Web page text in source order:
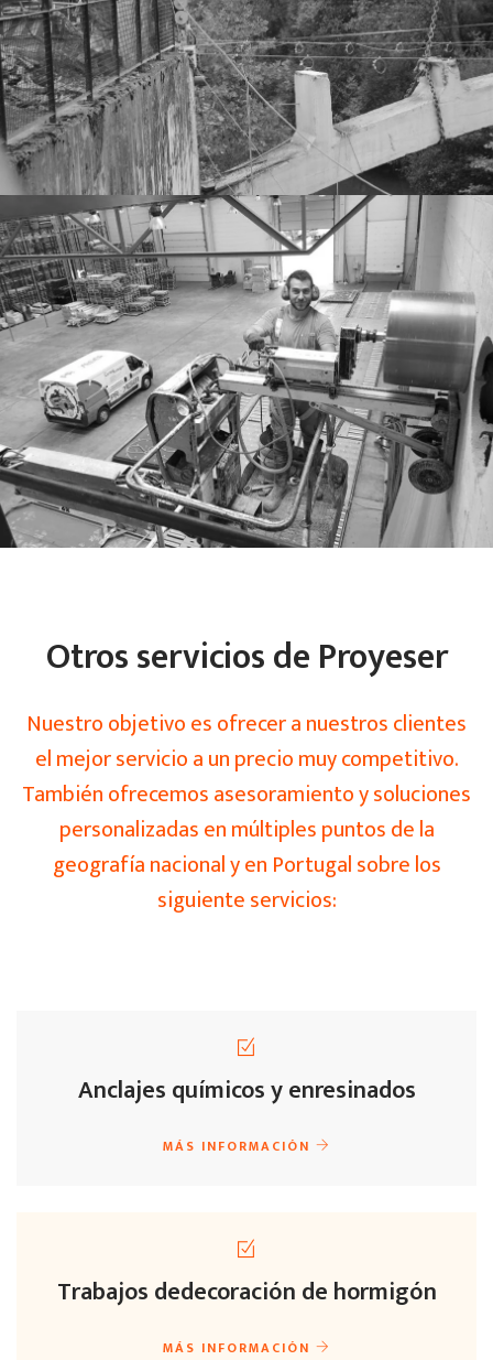
Otros servicios de Proyeser
Nuestro objetivo es ofrecer a nuestros clientes
el mejor servicio a un precio muy competitivo.
También ofrecemos asesoramiento y soluciones
personalizadas en múltiples puntos de la
geografía nacional y en Portugal sobre los
siguiente servicios:
Anclajes químicos y enresinados
MÁS INFORMACIÓN
Trabajos dedecoración de hormigón
MÁS INFORMACIÓN